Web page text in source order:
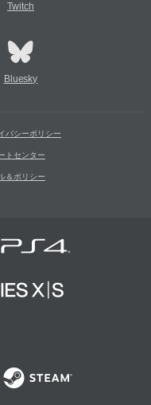
Twitch
Bluesky
バシーポリシー
トセンター
＆ポリシー